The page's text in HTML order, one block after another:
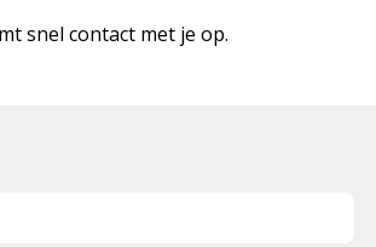
snel contact met je op.